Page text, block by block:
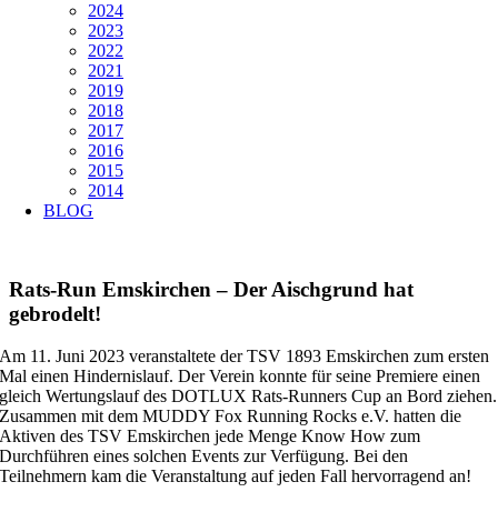
2024
2023
2022
2021
2019
2018
2017
2016
2015
2014
BLOG
Rats-Run Emskirchen – Der Aischgrund hat
gebrodelt!
Am 11. Juni 2023 veranstaltete der TSV 1893 Emskirchen zum ersten
Mal einen Hindernislauf. Der Verein konnte für seine Premiere einen
gleich Wertungslauf des DOTLUX Rats-Runners Cup an Bord ziehen.
Zusammen mit dem MUDDY Fox Running Rocks e.V. hatten die
Aktiven des TSV Emskirchen jede Menge Know How zum
Durchführen eines solchen Events zur Verfügung. Bei den
Teilnehmern kam die Veranstaltung auf jeden Fall hervorragend an!